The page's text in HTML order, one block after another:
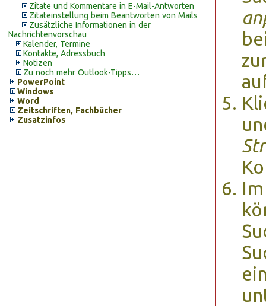
Zitate und Kommentare in E-Mail-Antworten
Zitateinstellung beim Beantworten von Mails
Zusätzliche Informationen in der
Nachrichtenvorschau
Kalender, Termine
Kontakte, Adressbuch
Notizen
Zu noch mehr Outlook-Tipps…
PowerPoint
Windows
Word
Zeitschriften, Fachbücher
Zusatzinfos